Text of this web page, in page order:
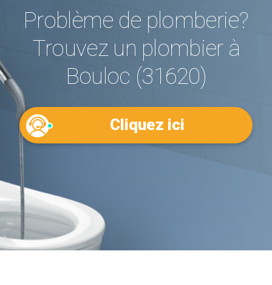
Problème de plomberie?
Trouvez un plombier à
Bouloc (31620)
Cliquez ici